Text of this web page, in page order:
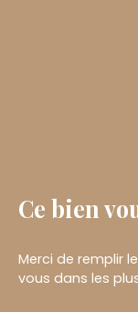
Ce bien
Merci de remplir
vous dans les